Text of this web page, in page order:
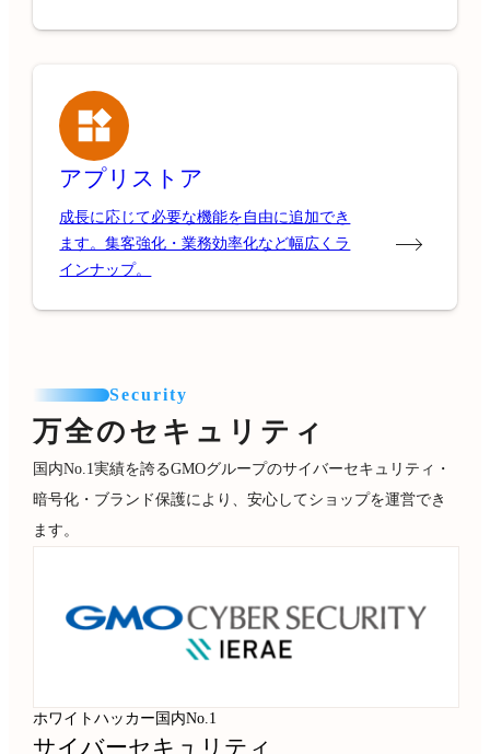
アプリストア
成長に応じて必要な機能を自由に追加でき
ます。集客強化・業務効率化など幅広くラ
インナップ。
Security
万全のセキュリティ
国内No.1実績を誇るGMOグループのサイバーセキュリティ・
暗号化・ブランド保護により、安心してショップを運営でき
ます。
ホワイトハッカー国内No.1
サイバーセキュリティ